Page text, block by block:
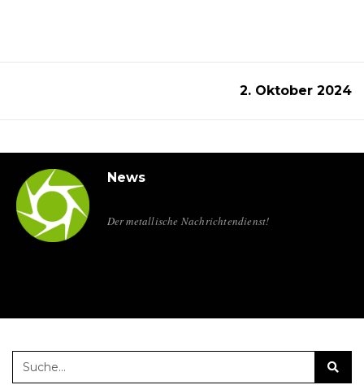
2. Oktober 2024
News
Der metallische Nachrichtendienst!